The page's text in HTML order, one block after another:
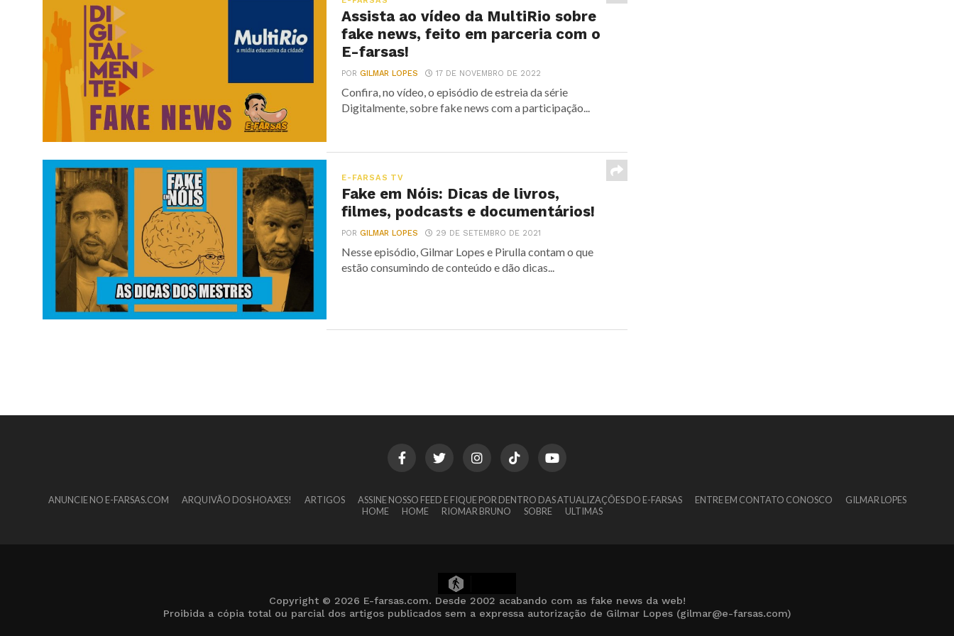
Assista ao vídeo da MultiRio sobre
fake news, feito em parceria com o
E-farsas!
PORGILMAR LOPES 17 DE NOVEMBRO DE 2022
Confira, no vídeo, o episódio de estreia da série
Digitalmente, sobre fake news com a participação...
E-FARSAS TV
Fake em Nóis: Dicas de livros,
filmes, podcasts e documentários!
PORGILMAR LOPES 29 DE SETEMBRO DE 2021
Nesse episódio, Gilmar Lopes e Pirulla contam o que
estão consumindo de conteúdo e dão dicas...
ANUNCIE NO E-FARSAS.COM ARQUIVÃO DOS HOAXES! ARTIGOS ASSINE NOSSO FEED E FIQUE POR DENTRO DAS ATUALIZAÇÕES DO E-FARSAS ENTRE EM CONTATO CONOSCO
GILMAR LOPES
HOME
HOME RIOMAR BRUNO SOBRE ULTIMAS
Copyright © 2026 E-farsas.com. Desde 2002 acabando com as fake news da web!
Proibida a cópia total ou parcial dos artigos publicados sem a expressa autorização de Gilmar Lopes (gilmar@e-farsas.com)